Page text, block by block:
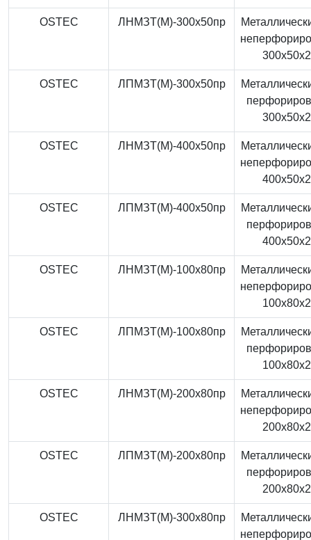
OSTEC ЛНМЗТ(М)-300x50пр
OSTEC ЛПМЗТ(М)-300x50пр
OSTEC ЛНМЗТ(М)-400x50пр
OSTEC ЛПМЗТ(М)-400x50пр
OSTEC ЛНМЗТ(М)-100x80пр
OSTEC ЛПМЗТ(М)-100x80пр
OSTEC ЛНМЗТ(М)-200x80пр
OSTEC ЛПМЗТ(М)-200x80пр
OSTEC ЛНМЗТ(М)-300x80пр